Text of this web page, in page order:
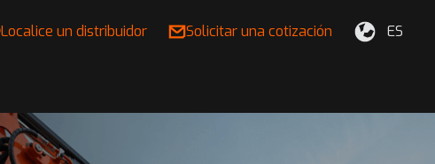
Localice un distribuidor Solicitar una cotización ES